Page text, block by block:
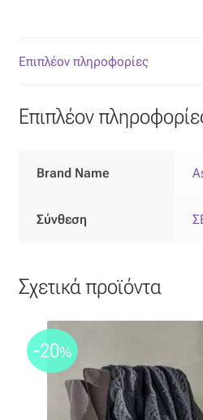
Επιπλόπανο
Λονέτα
Μουσελίνα
Μπροκάρ
Οργάντζα
Επιπλέον πληροφορίες
Επιπλέον
Brand Name
Σύνθεση
Σχετικά προϊόντα
-20%